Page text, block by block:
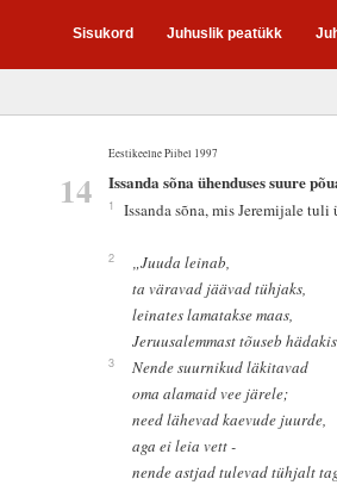
Sisukord Juhuslik peatükk
Eestikeelne Piibel 1997
14 Issanda sõna ühenduses suure
1 Issanda sõna, mis Jeremijale tuli
2
„Juuda leinab,
ta väravad jäävad tühjaks,
leinates lamatakse maas,
Jeruusalemmast tõuseb
3
Nende suurnikud läkitavad
oma alamaid vee järele;
need lähevad kaevude juurde,
aga ei leia vett -
nende astjad tulevad tühjalt